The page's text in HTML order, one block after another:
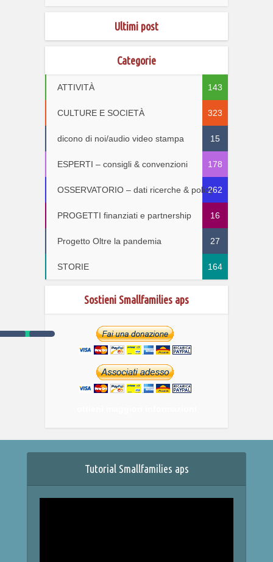
Ultimi post
Categorie
ATTIVITÀ 143
CULTURE E SOCIETÀ 323
dicono di noi/audio video stampa 15
ESPERTI – consigli & convenzioni 178
OSSERVATORIO – dati ricerche & policy262
PROGETTI finanziati e partnership 16
Progetto Oltre la pandemia 27
STORIE 164
Sostieni Smallfamilies aps
Tutorial Smallfamilies aps